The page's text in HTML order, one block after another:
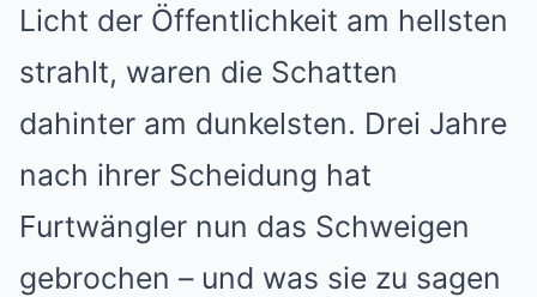
Licht der Öffentlichkeit am hellsten
strahlt, waren die Schatten
dahinter am dunkelsten. Drei Jahre
nach ihrer Scheidung hat
Furtwängler nun das Schweigen
gebrochen – und was sie zu sagen